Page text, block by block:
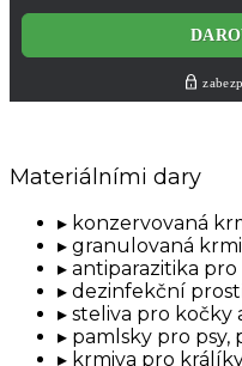
Materiálními dary
konzervovaná
granulovaná
antiparazitika pro
dezinfekční
steliva pro kočky
pamlsky pro psy,
krmiva pro